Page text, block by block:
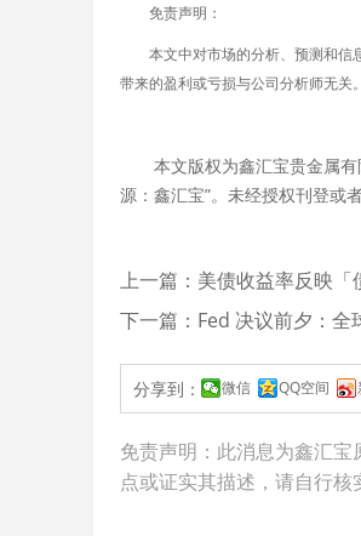
免责声明：
本文中对市场的分析、预测和信
带来的盈利或亏损与公司分析师无关。
本文版权为鑫汇宝贵金属
源：鑫汇宝”。未经授权刊登或
上一篇：美债收益率反映
下一篇：Fed 决议前夕：全
分享到： 微信 QQ空间
免责声明：此消息为鑫汇宝
点或证实其描述，请自行